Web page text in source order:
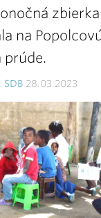
na
prúde.
28.03.2023